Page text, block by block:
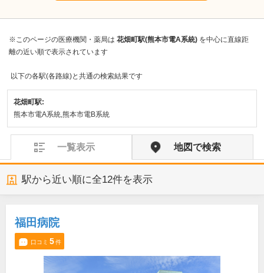
※このページの医療機関・薬局は 花畑町駅(熊本市電A系統) を中心に直線距
離の近い順で表示されています
以下の各駅(各路線)と共通の検索結果です
花畑町駅:
熊本市電A系統,熊本市電B系統
一覧表示 地図で検索
駅から近い順に全12件を表示
福田病院
口コミ 5件